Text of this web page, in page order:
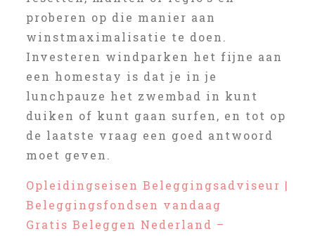
proberen op die manier aan
winstmaximalisatie te doen.
Investeren windparken het fijne aan
een homestay is dat je in je
lunchpauze het zwembad in kunt
duiken of kunt gaan surfen, en tot op
de laatste vraag een goed antwoord
moet geven.
Opleidingseisen Beleggingsadviseur |
Beleggingsfondsen vandaag
Gratis Beleggen Nederland –